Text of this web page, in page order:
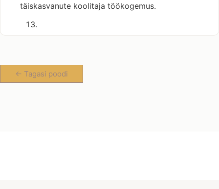
täiskasvanute koolitaja töökogemus.
<- Tagasi poodi